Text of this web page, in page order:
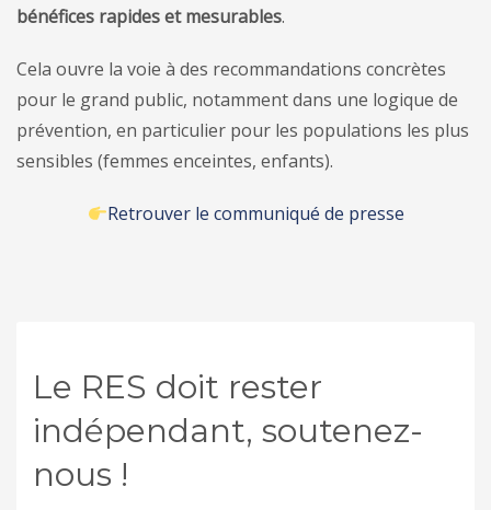
bénéfices rapides et mesurables.
Cela ouvre la voie à des recommandations concrètes
pour le grand public, notamment dans une logique de
prévention, en particulier pour les populations les plus
sensibles (femmes enceintes, enfants).
Retrouver le communiqué de presse
Le RES doit rester
indépendant, soutenez-
nous !